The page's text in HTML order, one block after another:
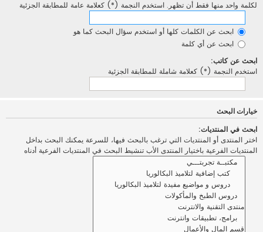
لكلمة واحد منها فقط أن تظهر. استخدم النجمة (*) كعلامة عامة للمطابقة الجزئية
ابحث عن الكلمات كلها أو استخدم سؤال البحث كما هو
ابحث عن أي كلمة
ابحث عن كاتب:
استخدم النجمة (*) كعلامة شاملة للمطابقة الجزئية
خيارات البحث
ابحث في المنتديات:
اختر المنتدى أو المنتديات التي ترغب بالبحث فيها، للسرعة يمكنك البحث بداخل
المنتديات الفرعية باختيار المنتدى الأب تنشيط البحث في المنتديات الفرعية أدناه